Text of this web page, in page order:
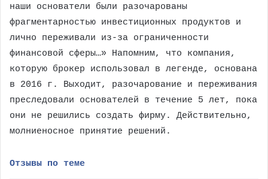
наши основатели были разочарованы
фрагментарностью инвестиционных продуктов и
лично переживали из-за ограниченности
финансовой сферы…» Напомним, что компания,
которую брокер использовал в легенде, основана
в 2016 г. Выходит, разочарование и переживания
преследовали основателей в течение 5 лет, пока
они не решились создать фирму. Действительно,
молниеносное принятие решений.
Отзывы по теме